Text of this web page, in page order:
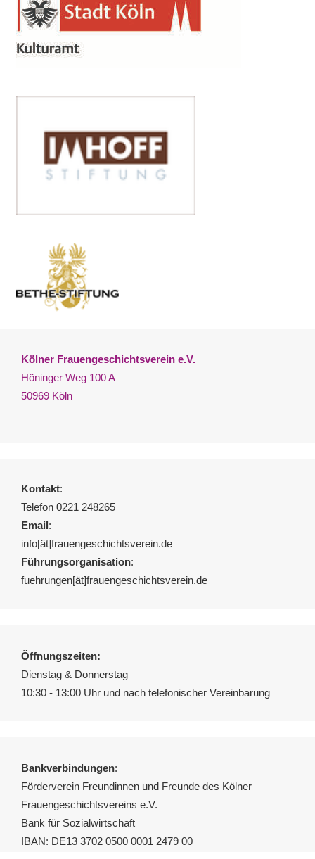
Kölner Frauengeschichtsverein e.V.
Höninger Weg 100 A
50969 Köln
Kontakt:
Telefon 0221 248265
Email:
info[ät]frauengeschichtsverein.de
Führungsorganisation:
fuehrungen[ät]frauengeschichtsverein.de
Öffnungszeiten:
Dienstag & Donnerstag
10:30 - 13:00 Uhr und nach telefonischer Vereinbarung
Bankverbindungen:
Förderverein Freundinnen und Freunde des Kölner
Frauengeschichtsvereins e.V.
Bank für Sozialwirtschaft
IBAN: DE13 3702 0500 0001 2479 00